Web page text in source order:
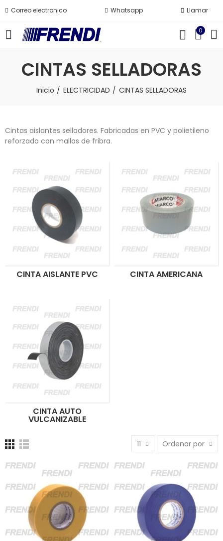
Correo electronico Whatsapp Llamar
0
CINTAS SELLADORAS
Inicio ELECTRICIDAD CINTAS SELLADORAS
Cintas aislantes selladores. Fabricadas en PVC y polietileno
reforzado con mallas de fribra.
CINTA AISLANTE PVC CINTA AMERICANA
CINTA AUTO
VULCANIZABLE
11 Ordenar por